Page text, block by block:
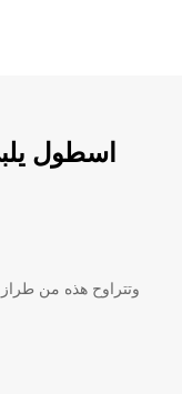
اسطول
وتتراوح هذه من